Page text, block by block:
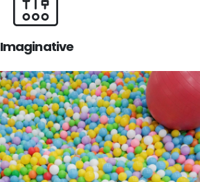
Imaginative